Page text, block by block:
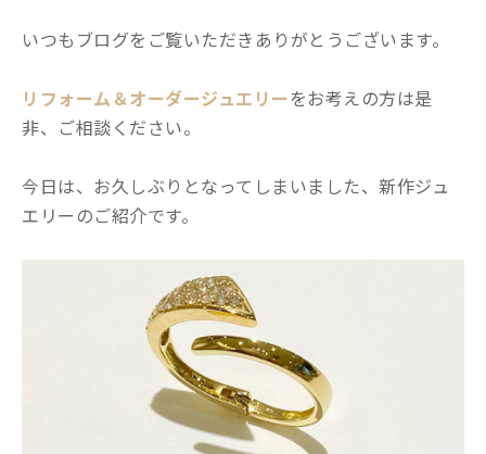
いつもブログをご覧いただきありがとうございます。
リフォーム＆オーダージュエリー をお考えの方は是
非、ご相談ください。
今日は、お久しぶりとなってしまいました、新作ジュ
エリーのご紹介です。